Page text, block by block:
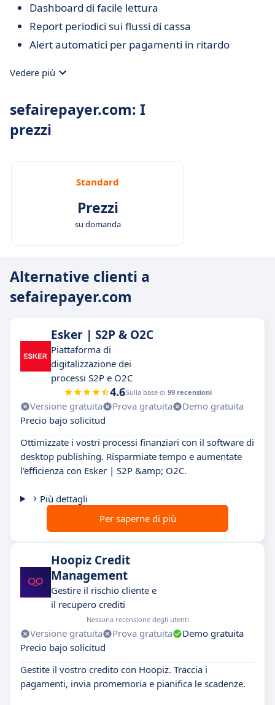
Dashboard di facile lettura
Report periodici sui flussi di cassa
Alert automatici per pagamenti in ritardo
Vedere più
sefairepayer.com: I
prezzi
Standard
Prezzi
su domanda
Alternative clienti a
sefairepayer.com
Esker | S2P & O2C
Piattaforma di
digitalizzazione dei
processi S2P e O2C
4.6Sulla base di 99 recensioni
Versione gratuita Prova gratuita
Demo gratuita
Precio bajo solicitud
Ottimizzate i vostri processi finanziari con il software di
desktop publishing. Risparmiate tempo e aumentate
l'efficienza con Esker | S2P &amp; O2C.
Più dettagli
Per saperne di più
Hoopiz Credit
Management
Gestire il rischio cliente e
il recupero crediti
Nessuna recensione degli utenti
Versione gratuita Prova gratuita
Demo gratuita
Precio bajo solicitud
Gestite il vostro credito con Hoopiz. Traccia i
pagamenti, invia promemoria e pianifica le scadenze.